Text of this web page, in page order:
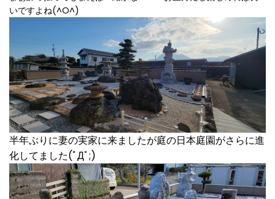
いですよね(^O^)
半年ぶりに妻の実家に来ましたが庭の日本庭園がさらに進
化してました(ﾟДﾟ;)